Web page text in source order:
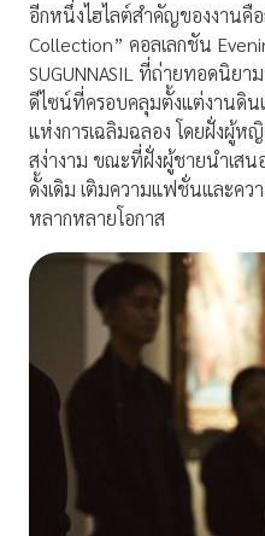
อีกหนึ่งไฮไลต์สำคัญของงานคื
Collection” คอลเลกชัน
SUGUNNASIL ที่ถ่ายทอดนิย
ดีไซน์ที่ครอบคลุมตั้งแต่งานดิน
แห่งการเฉลิมฉลอง โดยฝั่งผู้ห
สง่างาม ขณะที่ฝั่งผู้ชายนำเสน
ดั้งเดิม เติมความแฟชั่นและคว
หลากหลายโอกาส